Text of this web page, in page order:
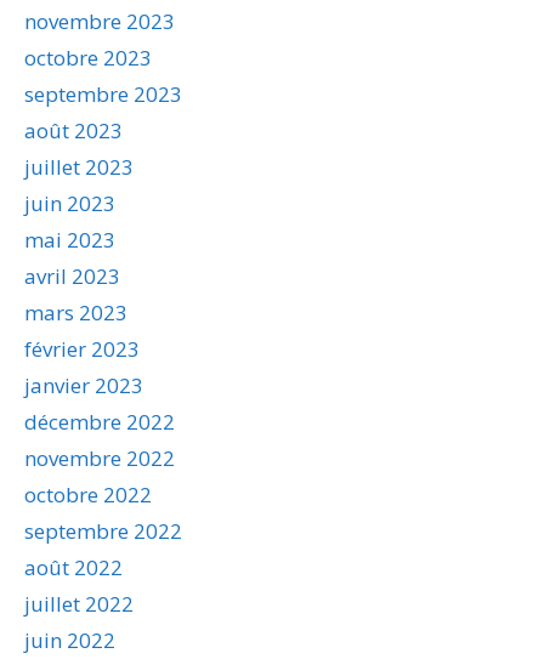
novembre 2023
octobre 2023
septembre 2023
août 2023
juillet 2023
juin 2023
mai 2023
avril 2023
mars 2023
février 2023
janvier 2023
décembre 2022
novembre 2022
octobre 2022
septembre 2022
août 2022
juillet 2022
juin 2022